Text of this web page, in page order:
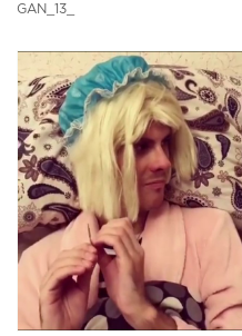
GAN_13_